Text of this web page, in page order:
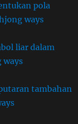
pola
ways
liar dalam
ways
tambahan